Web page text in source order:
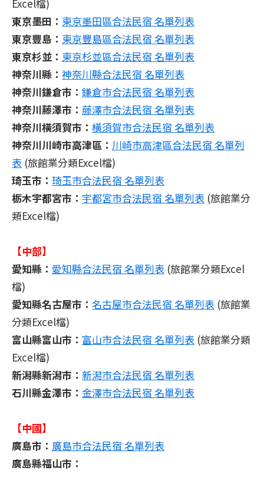
Excel檔)
東京墨田： 東京墨田區合法民宿 名單列表
東京豐島： 東京豐島區合法民宿 名單列表
東京杉並： 東京杉並區合法民宿 名單列表
神奈川縣： 神奈川縣合法民宿 名單列表
神奈川鎌倉市： 鎌倉市合法民宿 名單列表
神奈川藤澤市： 藤澤市合法民宿 名單列表
神奈川橫須賀市： 橫須賀市合法民宿 名單列表
神奈川川崎市高津區： 川崎市高津區合法民宿 名單列
表 (旅館業分類Excel檔)
琦玉市： 琦玉市合法民宿 名單列表
栃木宇都宮市： 宇都宮市合法民宿 名單列表 (旅館業分
類Excel檔)
【中部】
愛知縣： 愛知縣合法民宿 名單列表 (旅館業分類Excel
檔)
愛知縣名古屋市： 名古屋市合法民宿 名單列表 (旅館業
分類Excel檔)
富山縣富山市： 富山市合法民宿 名單列表 (旅館業分類
Excel檔)
新潟縣新潟市： 新潟市合法民宿 名單列表
石川縣金澤市： 金澤市合法民宿 名單列表
【中國】
廣島市： 廣島市合法民宿 名單列表
廣島縣福山市：